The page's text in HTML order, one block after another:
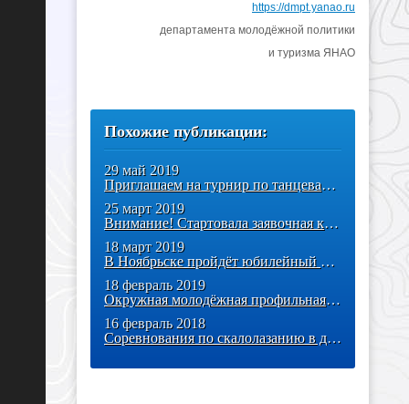
https://dmpt.yanao.ru
департамента молодёжной политики
и туризма ЯНАО
Похожие публикации:
29 май 2019
Приглашаем на турнир по танцевальной игре «Джаст денс»
25 март 2019
Внимание! Стартовала заявочная кампания по трудоустройству в летний
18 март 2019
В Ноябрьске пройдёт юбилейный окружной молодёжный форум «Я молод!»
18 февраль 2019
Окружная молодёжная профильная медиасмена «Я – часть ЯмалМедиа»
16 февраль 2018
Соревнования по скалолазанию в дисциплине «Боулдеринг», пройдут в